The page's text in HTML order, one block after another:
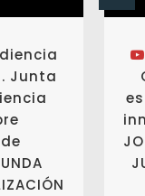
Junta